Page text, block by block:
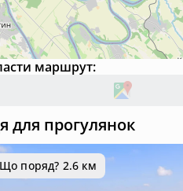
маршрут:
для прогулянок
Що поряд? 2.6 км